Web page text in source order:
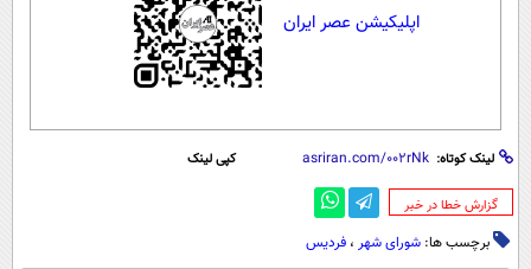
اپلیکیشن عصر ایران
لینک کوتاه: کپی لینک
‌گزارش خطا در خبر
برچسب ها: شورای شهر ، فردیس